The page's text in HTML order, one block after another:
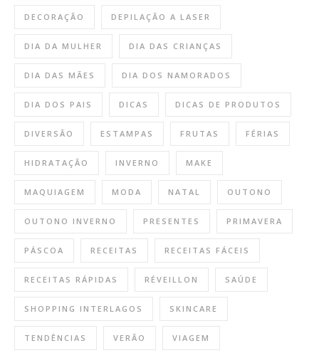
DECORAÇÃO DEPILAÇÃO A LASER
DIA DA MULHER DIA DAS CRIANÇAS
DIA DAS MÃES DIA DOS NAMORADOS
DIA DOS PAIS DICAS DICAS DE PRODUTOS
DIVERSÃO ESTAMPAS FRUTAS FÉRIAS
HIDRATAÇÃO INVERNO MAKE
MAQUIAGEM MODA NATAL OUTONO
OUTONO INVERNO PRESENTES PRIMAVERA
PÁSCOA RECEITAS RECEITAS FÁCEIS
RECEITAS RÁPIDAS RÉVEILLON SAÚDE
SHOPPING INTERLAGOS SKINCARE
TENDÊNCIAS VERÃO VIAGEM